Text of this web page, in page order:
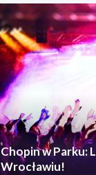
Chopin w Parku:
Wrocławiu!